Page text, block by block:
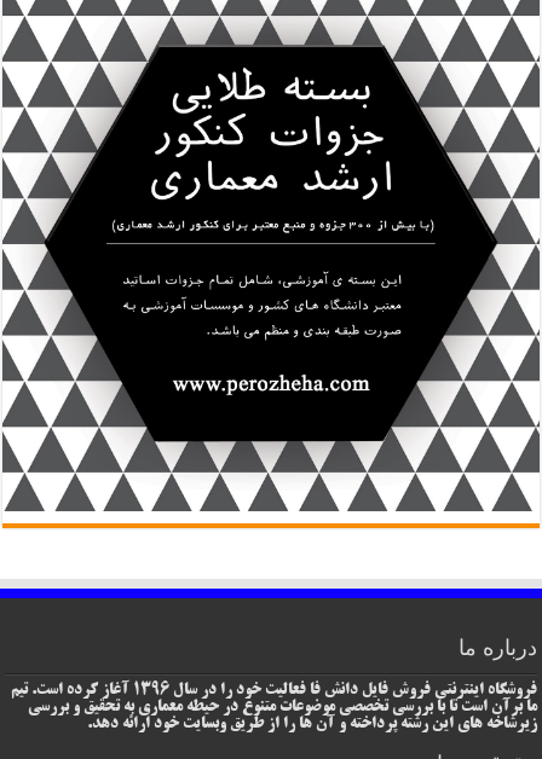
درباره ما
فروشگاه اینترنتی فروش فایل دانش فا فعالیت خود را در سال 1396 آغاز کرده است. تیم
ما برآن است تا با بررسی تخصصی موضوعات متنوع در حیطه معماری به تحقیق و بررسی
زیرشاخه های این رشته پرداخته و آن ها را از طریق وبسایت خود ارائه دهد.